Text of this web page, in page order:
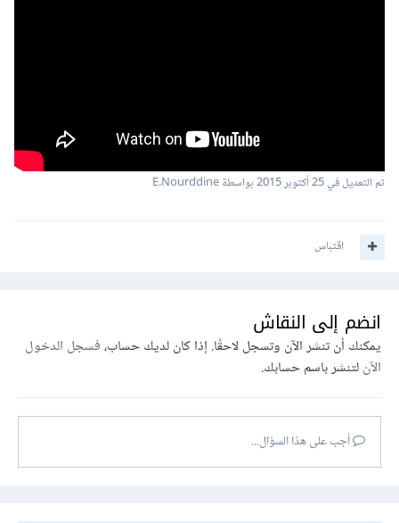
تم التعديل في25 أكتوبر 2015 بواسطة E.Nourddine
اقتباس
انضم إلى النقاش
يمكنك أن تنشر الآن وتسجل لاحقًا. إذا كان لديك حساب،فسجل الدخول
الآنلتنشر باسم حسابك.
أجب على هذا السؤال...